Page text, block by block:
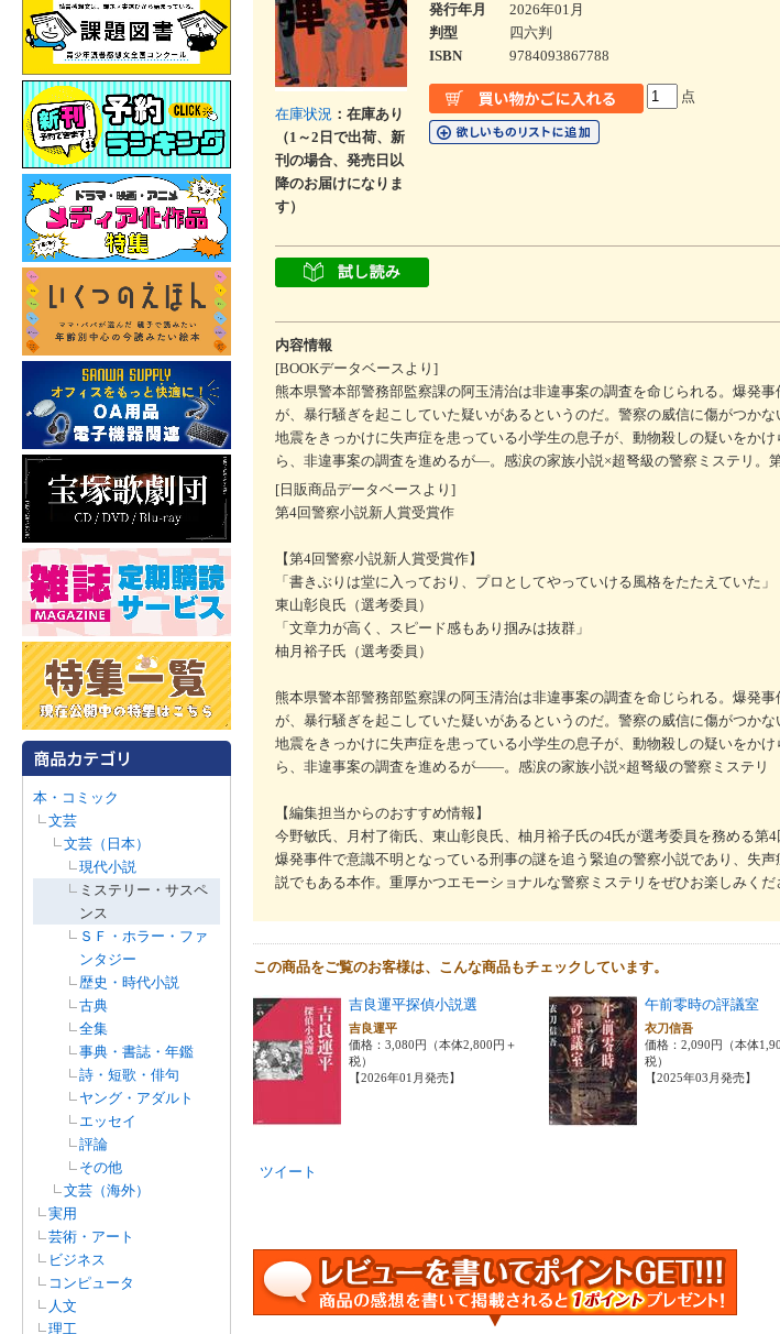
本・コミック
文芸
文芸（日本）
現代小説
ミステリー・サスペ
ンス
ＳＦ・ホラー・ファ
ンタジー
歴史・時代小説
古典
全集
事典・書誌・年鑑
詩・短歌・俳句
ヤング・アダルト
エッセイ
評論
その他
文芸（海外）
実用
芸術・アート
ビジネス
コンピュータ
人文
理工
在庫状況 ：在庫あり
（1～2日で出荷、新
刊の場合、発売日以
降のお届けになりま
す）
発行年月
2026年01月
判型
四六判
ISBN
9784093867788
点
内容情報
[BOOKデータベースより]
熊本県警本部警務部監察課の阿玉清治は非違事案の調査を命じられる。爆発
が、暴行騒ぎを起こしていた疑いがあるというのだ。警察の威信に傷がつか
地震をきっかけに失声症を患っている小学生の息子が、動物殺しの疑いをか
ら、非違事案の調査を進めるが―。感涙の家族小説×超弩級の警察ミステリ。
[日販商品データベースより]
第4回警察小説新人賞受賞作
【第4回警察小説新人賞受賞作】
「書きぶりは堂に入っており、プロとしてやっていける風格をたたえていた」
東山彰良氏（選考委員）
「文章力が高く、スピード感もあり掴みは抜群」
柚月裕子氏（選考委員）
熊本県警本部警務部監察課の阿玉清治は非違事案の調査を命じられる。爆発
が、暴行騒ぎを起こしていた疑いがあるというのだ。警察の威信に傷がつか
地震をきっかけに失声症を患っている小学生の息子が、動物殺しの疑いをか
ら、非違事案の調査を進めるが――。感涙の家族小説×超弩級の警察ミステリ
【編集担当からのおすすめ情報】
今野敏氏、月村了衛氏、東山彰良氏、柚月裕子氏の4氏が選考委員を務める第4
爆発事件で意識不明となっている刑事の謎を追う緊迫の警察小説であり、失
説でもある本作。重厚かつエモーショナルな警察ミステリをぜひお楽しみくだ
この商品をご覧のお客様は、こんな商品もチェックしています。
吉良運平探偵小説選
吉良運平
価格：3,080円（本体2,800円＋
税）
【2026年01月発売】
午前零時の評議室
衣刀信吾
価格：2,090円（本体
税）
【2025年03月発売】
ツイート